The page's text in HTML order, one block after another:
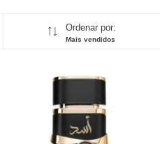
Ordenar por:
Mais vendidos